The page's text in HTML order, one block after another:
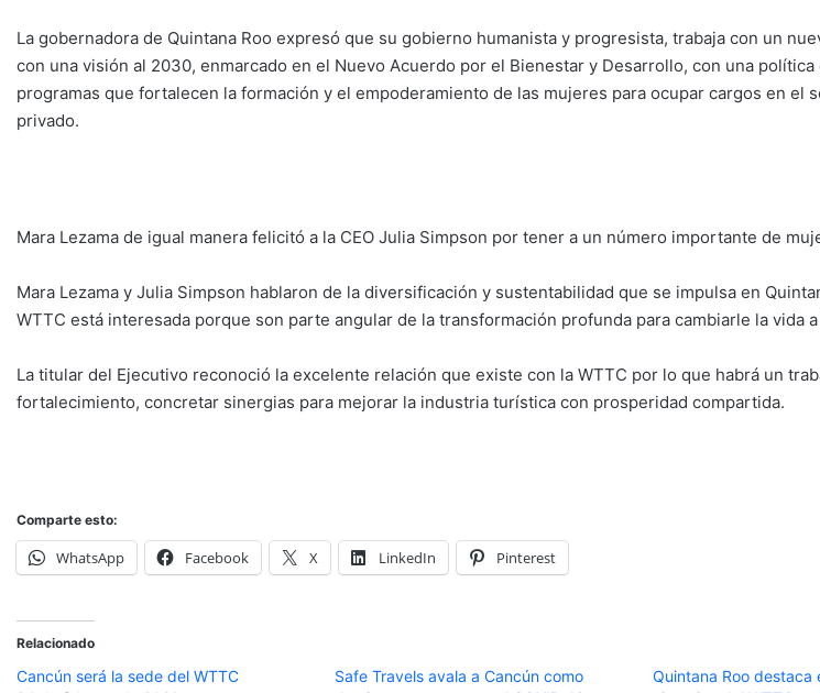
La gobernadora de Quintana Roo expresó que su gobierno humanista y progresista, trabaja con un
con una visión al 2030, enmarcado en el Nuevo Acuerdo por el Bienestar y Desarrollo, con una
programas que fortalecen la formación y el empoderamiento de las mujeres para ocupar cargos en el
privado.
Mara Lezama de igual manera felicitó a la CEO Julia Simpson por tener a un número importante de
Mara Lezama y Julia Simpson hablaron de la diversificación y sustentabilidad que se impulsa en
WTTC está interesada porque son parte angular de la transformación profunda para cambiarle la vida
La titular del Ejecutivo reconoció la excelente relación que existe con la WTTC por lo que habrá un
fortalecimiento, concretar sinergias para mejorar la industria turística con prosperidad compartida.
Comparte esto:
WhatsApp Facebook X LinkedIn Pinterest
Relacionado
Cancún será la sede del WTTC
Safe Travels avala a Cancún como
Quintana Roo destaca